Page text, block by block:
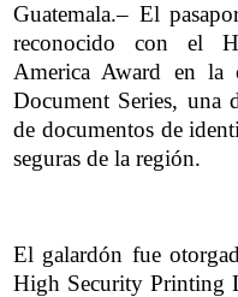
Guatemala.– El
reconocido con el
America Award en la
Document Series, una
de documentos de
seguras de la región.
El galardón fue
High Security Printing